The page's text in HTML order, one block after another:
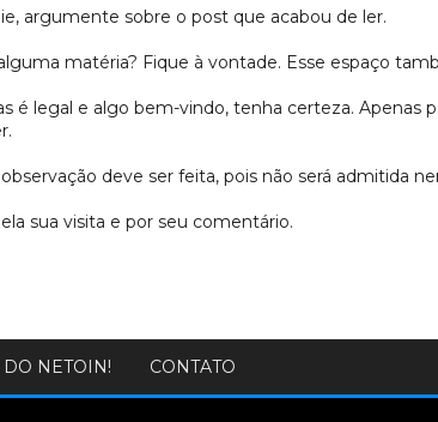
argumente sobre o post que acabou de ler.
matéria? Fique à vontade. Esse espaço
é legal e algo bem-vindo, tenha certeza.
deve ser feita, pois não será admitida
sua visita e por seu comentário.
NETOIN! CONTATO